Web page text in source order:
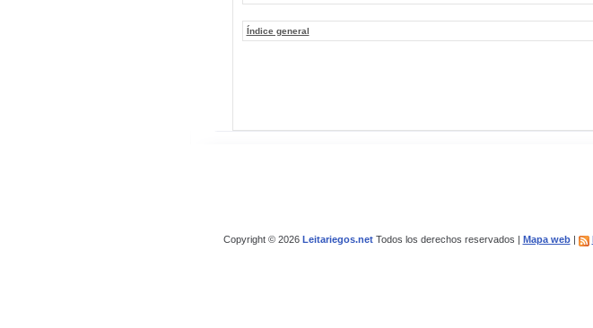
Índice general
Copyright © 2026 Leitariegos.netTodos los derechos reservados | Mapa web|